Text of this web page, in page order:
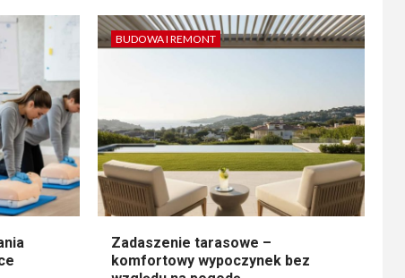
BUDOWA I REMONT
Zadaszenie tarasowe –
komfortowy wypoczynek bez